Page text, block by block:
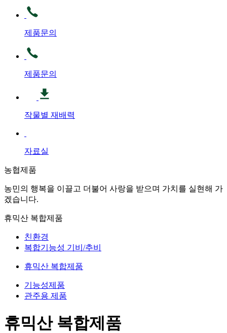
제품문의
제품문의
작물별 재배력
자료실
농협제품
농민의 행복을 이끌고 더불어 사랑을 받으며 가치를 실현해 가
겠습니다.
휴믹산 복합제품
친환경
복합기능성 기비/추비
휴믹산 복합제품
기능성제품
관주용 제품
휴믹산 복합제품